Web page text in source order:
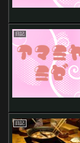
日記
日記